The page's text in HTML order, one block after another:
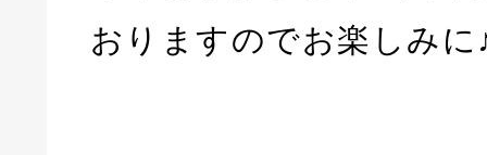
おりますのでお楽しみに